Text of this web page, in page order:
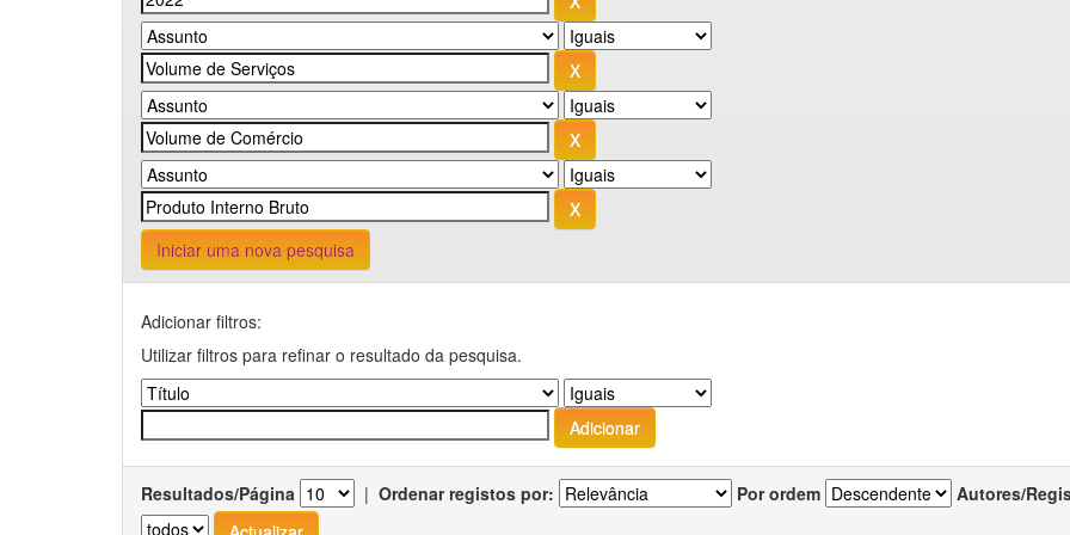
Iniciar uma nova pesquisa
Adicionar filtros:
Utilizar filtros para refinar o resultado da pesquisa.
Resultados/Página | Ordenar registos por: Por ordem Autores/